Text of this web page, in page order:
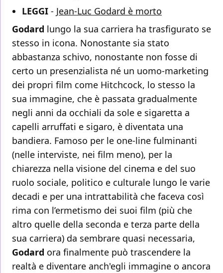
LEGGI - Jean-Luc Godard è morto
Godard lungo la sua carriera ha trasfigurato se
stesso in icona. Nonostante sia stato
abbastanza schivo, nonostante non fosse di
certo un presenzialista né un uomo-marketing
dei propri film come Hitchcock, lo stesso la
sua immagine, che è passata gradualmente
negli anni da occhiali da sole e sigaretta a
capelli arruffati e sigaro, è diventata una
bandiera. Famoso per le one-line fulminanti
(nelle interviste, nei film meno), per la
chiarezza nella visione del cinema e del suo
ruolo sociale, politico e culturale lungo le varie
decadi e per una intrattabilità che faceva così
rima con l’ermetismo dei suoi film (più che
altro quelle della seconda e terza parte della
sua carriera) da sembrare quasi necessaria,
Godard ora finalmente può trascendere la
realtà e diventare anch'egli immagine o ancora